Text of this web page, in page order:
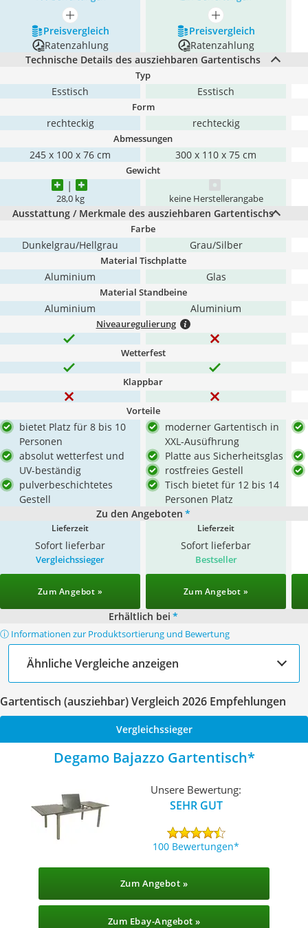
mehr anzeigen
mehr anzeigen
Preis­vergleich
Preis­vergleich
Ratenzahlung
Ratenzahlung
Technische Details des ausziehbaren Gartentischs
Typ
Esstisch Esstisch
Form
rechteckig rechteckig
Abmessungen
245 x 100 x 76 cm 300 x 110 x 75 cm
Gewicht
28,0 kg keine Herstellerangabe
Ausstattung / Merkmale des ausziehbaren Gartentischs
Farbe
Dunkelgrau/Hellgrau Grau/Silber
Material Tischplatte
Aluminium Glas
Material Standbeine
Aluminium Aluminium
Niveauregulierung
Wetterfest
Klappbar
Vorteile
bietet Platz für 8 bis 10
Personen
absolut wetterfest und
UV-beständig
pulverbeschichtetes
Gestell
moderner Gartentisch in
XXL-Ausüfhrung
Platte aus Sicherheitsglas
rostfreies Gestell
Tisch bietet für 12 bis 14
Personen Platz
Zu den Angeboten *
Lieferzeit
Sofort lieferbar
Lieferzeit
Sofort lieferbar
Vergleichssieger
Zum Angebot »
Bestseller
Zum Angebot »
Erhältlich bei *
ⓘ Informationen zur Produktsortierung und Bewertung
Ähnliche Vergleiche anzeigen
Gartentisch (ausziehbar) Vergleich 2026 Empfehlungen
Vergleichssieger
Degamo Bajazzo Gartentisch
Unsere Bewertung:
SEHR GUT
100 Bewertungen
Zum Angebot »
Zum Ebay-Angebot »